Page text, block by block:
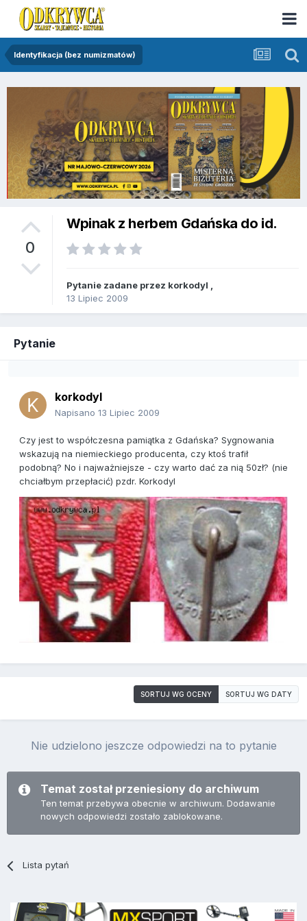
Identyfikacja (bez numizmatów)
0
Wpinak z herbem Gdańska do id.
Pytanie zadane przez korkodyl
13 Lipiec 2009
Pytanie
korkodyl
Napisano 13 Lipiec 2009
Czy jest to współczesna pamiątka z Gdańska? Sygnowania
wskazują na niemieckiego producenta, czy ktoś trafił
podobną? No i najważniejsze - czy warto dać za nią 50zł? (nie
chciałbym przepłacić) pzdr. Korkodyl
SORTUJ WG OCENY SORTUJ WG DATY
Nie udzielono jeszcze odpowiedzi na to pytanie
Temat został przeniesiony do archiwum
Ten temat przebywa obecnie w archiwum. Dodawanie
nowych odpowiedzi zostało zablokowane.
Lista pytań